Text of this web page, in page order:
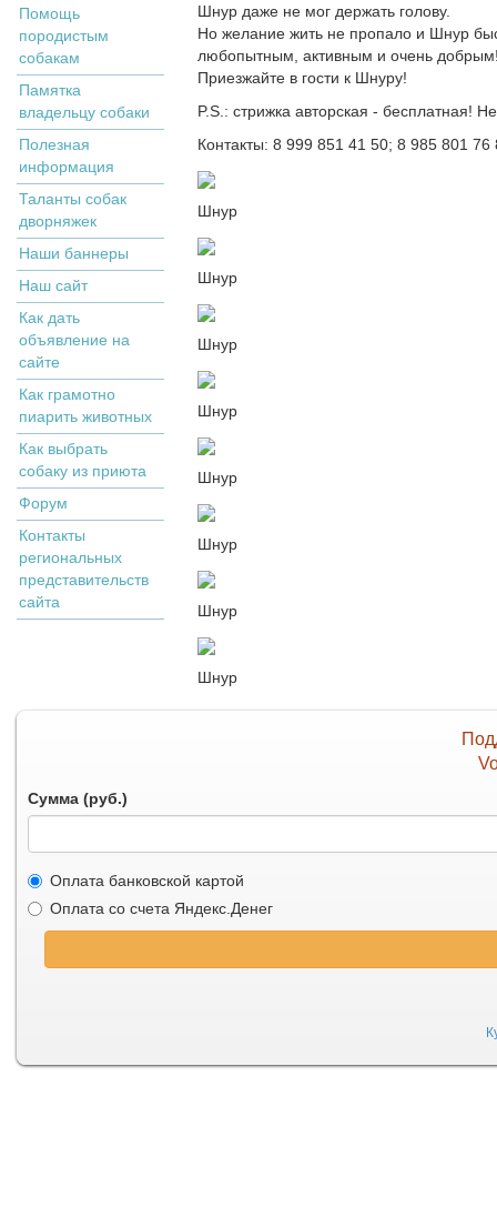
Помощь
породистым
собакам
Памятка
владельцу собаки
Полезная
информация
Таланты собак
дворняжек
Наши баннеры
Наш сайт
Как дать
объявление на
сайте
Как грамотно
пиарить животных
Как выбрать
собаку из приюта
Форум
Контакты
региональных
представительств
сайта
Шнур даже не мог держать голову.
Но желание жить не пропало и Шнур
любопытным, активным и очень
Приезжайте в гости к Шнуру!
P.S.: cтрижка авторская - бесплатная!
Контакты: 8 999 851 41 50; 8 985 801 76
Шнур
Шнур
Шнур
Шнур
Шнур
Шнур
Шнур
Шнур
Сумма (руб.)
Оплата банковской картой
Оплата со счета Яндекс.Денег